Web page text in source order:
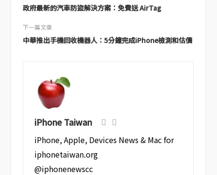
政府最新的汽車防盜解決方案：免費送 AirTag
下一篇文章
中華推出手機回收機器人：5分鐘完成iPhone檢測和估價
iPhone Taiwan
iPhone, Apple, Devices News & Mac for
iphonetaiwan.org
@iphonenewscc